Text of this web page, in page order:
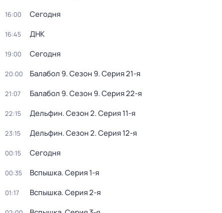
16:00 Сегодня
16:45 ДНК
19:00 Сегодня
20:00 Балабол 9. Сезон 9. Серия 21-я
21:07 Балабол 9. Сезон 9. Серия 22-я
22:15 Дельфин. Сезон 2. Серия 11-я
23:15 Дельфин. Сезон 2. Серия 12-я
00:15 Сегодня
00:35 Вспышка. Серия 1-я
01:17 Вспышка. Серия 2-я